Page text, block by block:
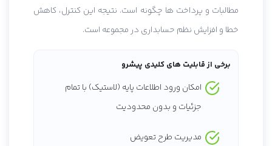
مطالبات و پرداخت ها چگونه است. نتیجه این کنترل، کاهش
خطا و افزایش نظم حسابداری در مجموعه است.
برخی از قابلیت های کلیدی پیشرو
امکان ورود اطلاعات پایه (لاستیک) با تمام
جزئیات و بدون محدودیت
مدیریت طرح تعویض